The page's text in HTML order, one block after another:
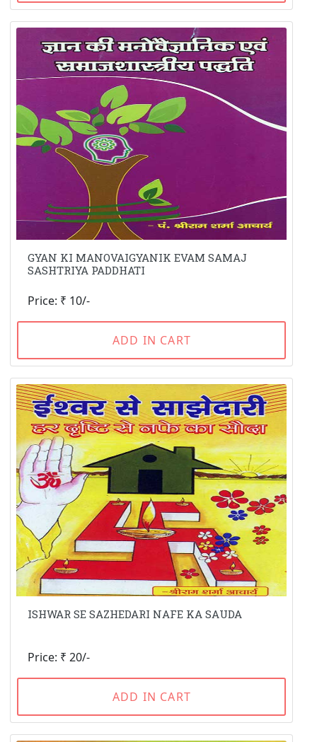
GYAN KI MANOVAIGYANIK EVAM SAMAJ
SASHTRIYA PADDHATI
Price: ₹ 10/-
ADD IN CART
ISHWAR SE SAZHEDARI NAFE KA SAUDA
Price: ₹ 20/-
ADD IN CART